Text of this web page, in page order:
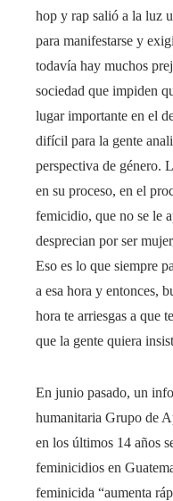
hop y rap salió a la luz
para manifestarse y
todavía hay muchos
sociedad que impiden
lugar importante en el
difícil para la gente
perspectiva de género.
en su proceso, en el
femicidio, que no se le
desprecian por ser
Eso es lo que siempre
a esa hora y entonces,
hora te arriesgas a que
que la gente quiera
En junio pasado, un
humanitaria Grupo de
en los últimos 14 años
feminicidios en
feminicida “aumenta